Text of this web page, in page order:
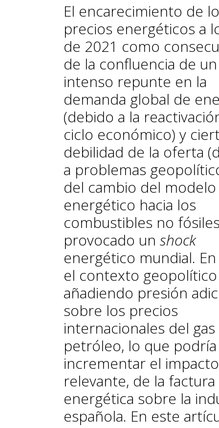
El encarecimiento de
precios energéticos a
de 2021 como
de la confluencia de un
intenso repunte en la
demanda global de
(debido a la
ciclo económico) y
debilidad de la oferta
a problemas
del cambio del modelo
energético hacia los
combustibles no
provocado un shock
energético mundial.
el contexto
añadiendo presión
sobre los precios
internacionales del
petróleo, lo que podría
incrementar el
relevante, de la factura
energética sobre la
española. En este